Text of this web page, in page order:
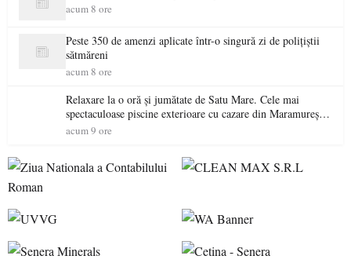
acum 8 ore
Peste 350 de amenzi aplicate într-o singură zi de polițiștii
sătmăreni
acum 8 ore
Relaxare la o oră și jumătate de Satu Mare. Cele mai
spectaculoase piscine exterioare cu cazare din Maramureș,
ideale pentru o escapadă de vară
acum 9 ore